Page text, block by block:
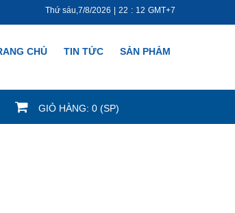
Thứ sáu,7/8/2026 22 : 12 GMT+7
CHỦ TIN TỨC SẢN PHẢM
GIỎ HÀNG: 0 (SP)